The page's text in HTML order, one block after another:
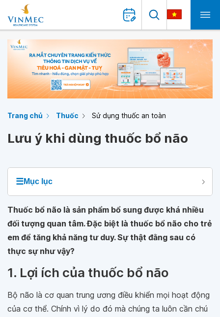
Trang chủ Thuốc Sử dụng thuốc an toàn
Lưu ý khi dùng thuốc bổ não
☰Mục lục
Thuốc bổ não là sản phẩm bổ sung được khá nhiều
đối tượng quan tâm. Đặc biệt là thuốc bổ não cho trẻ
em để tăng khả năng tư duy. Sự thật đằng sau có
thực sự như vậy?
1. Lợi ích của thuốc bổ não
Bộ não là cơ quan trung ương điều khiển mọi hoạt động
của cơ thể. Chính vì lý do đó mà chúng ta luôn cần chú